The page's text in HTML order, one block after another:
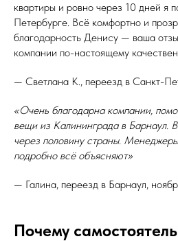
квартиры и ровно через 10 дней я
Петербурге. Всё комфортно и
благодарность Денису — ваша
компании по-настоящему
— Светлана К., переезд в Санкт-
«Очень благодарна компании,
вещи из Калининграда в Барнаул.
через половину страны.
подробно всё объясняют»
— Галина, переезд в Барнаул,
Почему